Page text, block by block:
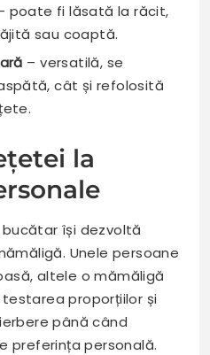
poate fi lăsată la răcit,
sau coaptă.
– versatilă, se
cât și refolosită
la
își dezvoltă
Unele persoane
altele o mămăligă
proporțiilor și
până când
preferința personală.